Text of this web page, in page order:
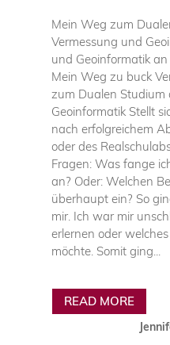
Mein Weg zum
Vermessung und
und Geoinformatik
Mein Weg zu buck
zum Dualen Studium
Geoinformatik Stellt
nach erfolgreichem
oder des
Fragen: Was fange
an? Oder: Welchen
überhaupt ein? So
mir. Ich war mir
erlernen oder
möchte. Somit ging...
READ MORE